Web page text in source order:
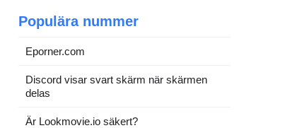
Populära nummer
Eporner.com
Discord visar svart skärm när skärmen
delas
Är Lookmovie.io säkert?